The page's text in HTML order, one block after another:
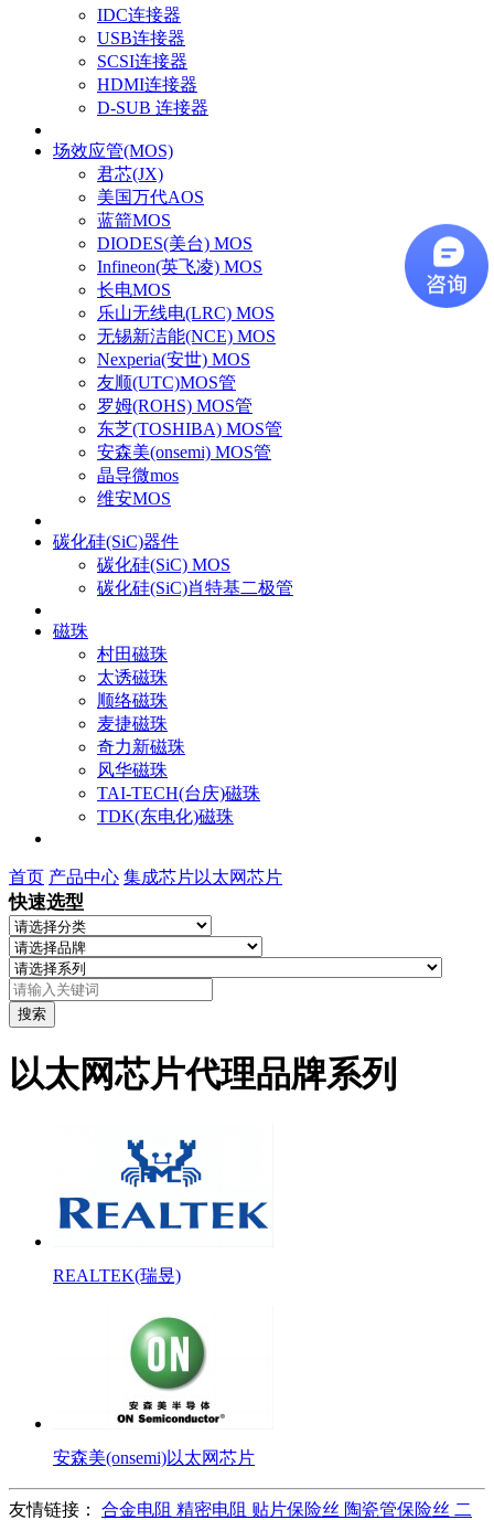
IDC连接器
USB连接器
SCSI连接器
HDMI连接器
D-SUB 连接器
场效应管(MOS)
君芯(JX)
美国万代AOS
蓝箭MOS
DIODES(美台) MOS
Infineon(英飞凌) MOS
长电MOS
乐山无线电(LRC) MOS
无锡新洁能(NCE) MOS
Nexperia(安世) MOS
友顺(UTC)MOS管
罗姆(ROHS) MOS管
东芝(TOSHIBA) MOS管
安森美(onsemi) MOS管
晶导微mos
维安MOS
碳化硅(SiC)器件
碳化硅(SiC) MOS
碳化硅(SiC)肖特基二极管
磁珠
村田磁珠
太诱磁珠
顺络磁珠
麦捷磁珠
奇力新磁珠
风华磁珠
TAI-TECH(台庆)磁珠
TDK(东电化)磁珠
首页 产品中心 集成芯片以太网芯片
快速选型
搜索
以太网芯片代理品牌系列
REALTEK(瑞昱)
安森美(onsemi)以太网芯片
友情链接： 合金电阻 精密电阻 贴片保险丝 陶瓷管保险丝 二